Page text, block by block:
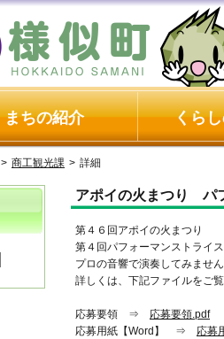
まちの紹介 くら
> 商工観光課 > 詳細
アポイの火まつり パ
第４６回アポイの火まつり
第４回パフォーマンストライ
プロの音響で演奏してみませ
詳しくは、下記ファイルをご
応募要領 ⇒ 応募要領.pdf
応募用紙【Word】 ⇒ 応募